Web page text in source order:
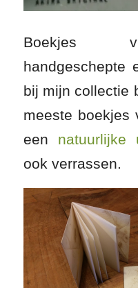
Boekjes
handgeschepte
bij mijn collectie
meeste boekjes
een natuurlijke
ook verrassen.